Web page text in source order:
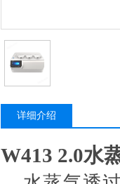
详细介绍
W413 2.0水